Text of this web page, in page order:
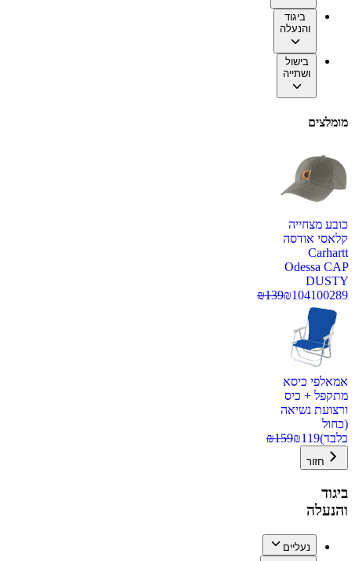
ביגוד
והנעלה
בישול
ושתייה
מומלצים
כובע מצחייה
קלאסי אודסה
Carhartt
Odessa CAP
DUSTY
100289
₪104
₪139
אמאלפי כיסא
מתקפל + כיס
ורצועת נשיאה
(כחול
בלבד)
₪119
₪159
חזור
ביגוד
והנעלה
נעליים